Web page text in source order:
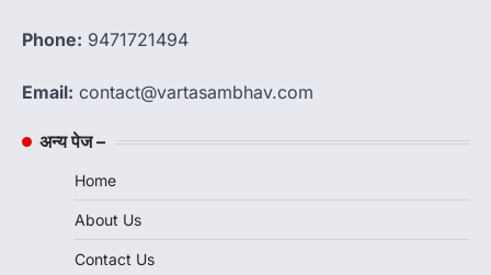
Phone: 9471721494
Email: contact@vartasambhav.com
अन्य पेज –
Home
About Us
Contact Us